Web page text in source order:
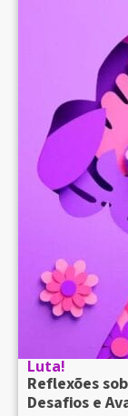
Luta!
Reflexões
Desafios e